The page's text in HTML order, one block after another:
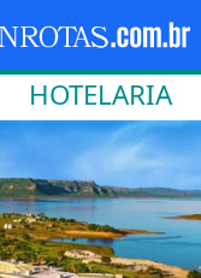
HOTELARIA